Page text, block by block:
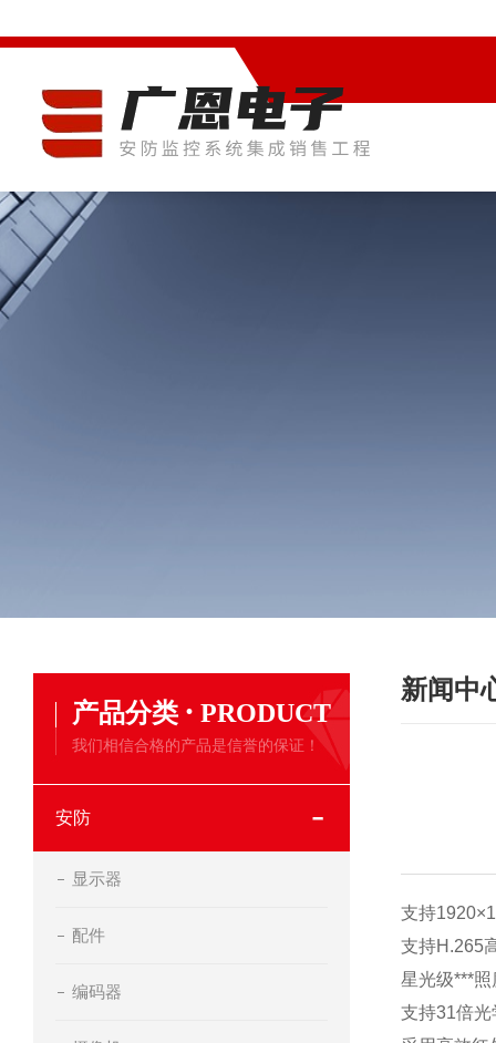
产品分类 · PRODUCT
我们相信合格的产品是信誉的保证！
安防
显示器
配件
编码器
新闻中
支持
支持H.265
星光级***
支持31倍